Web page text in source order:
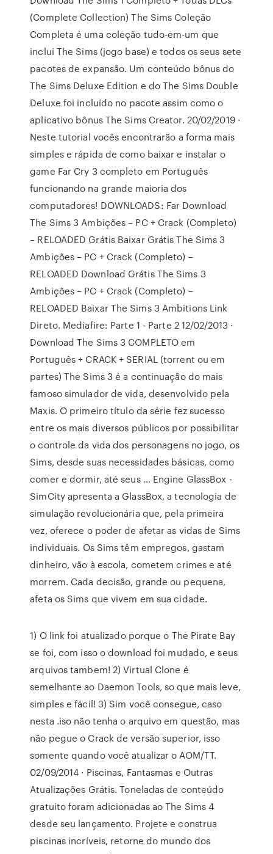
(Complete Collection) The Sims Coleção
Completa é uma coleção tudo-em-um que
inclui The Sims (jogo base) e todos os seus sete
pacotes de expansão. Um conteúdo bônus do
The Sims Deluxe Edition e do The Sims Double
Deluxe foi incluído no pacote assim como o
aplicativo bônus The Sims Creator. 20/02/2019 ·
Neste tutorial vocês encontrarão a forma mais
simples e rápida de como baixar e instalar o
game Far Cry 3 completo em Português
funcionando na grande maioria dos
computadores! DOWNLOADS: Far Download
The Sims 3 Ambições – PC + Crack (Completo)
– RELOADED Grátis Baixar Grátis The Sims 3
Ambições – PC + Crack (Completo) –
RELOADED Download Grátis The Sims 3
Ambições – PC + Crack (Completo) –
RELOADED Baixar The Sims 3 Ambitions Link
Direto. Mediafire: Parte 1 - Parte 2 12/02/2013 ·
Download The Sims 3 COMPLETO em
Português + CRACK + SERIAL (torrent ou em
partes) The Sims 3 é a continuação do mais
famoso simulador de vida, desenvolvido pela
Maxis. O primeiro título da série fez sucesso
entre os mais diversos públicos por possibilitar
o controle da vida dos personagens no jogo, os
Sims, desde suas necessidades básicas, como
comer e dormir, até seus … Engine GlassBox -
SimCity apresenta a GlassBox, a tecnologia de
simulação revolucionária que, pela primeira
vez, oferece o poder de afetar as vidas de Sims
individuais. Os Sims têm empregos, gastam
dinheiro, vão à escola, cometem crimes e até
morrem. Cada decisão, grande ou pequena,
afeta os Sims que vivem em sua cidade.
1) O link foi atualizado porque o The Pirate Bay
se foi, com isso o download foi mudado, e seus
arquivos tambem! 2) Virtual Clone é
semelhante ao Daemon Tools, so que mais leve,
simples e fácil! 3) Sim você consegue, caso
nesta .iso não tenha o arquivo em questão, mas
não pegue o Crack de versão superior, isso
somente quando você atualizar o AOM/TT.
02/09/2014 · Piscinas, Fantasmas e Outras
Atualizações Grátis. Toneladas de conteúdo
gratuito foram adicionadas ao The Sims 4
desde seu lançamento. Projete e construa
piscinas incríveis, retorne do mundo dos